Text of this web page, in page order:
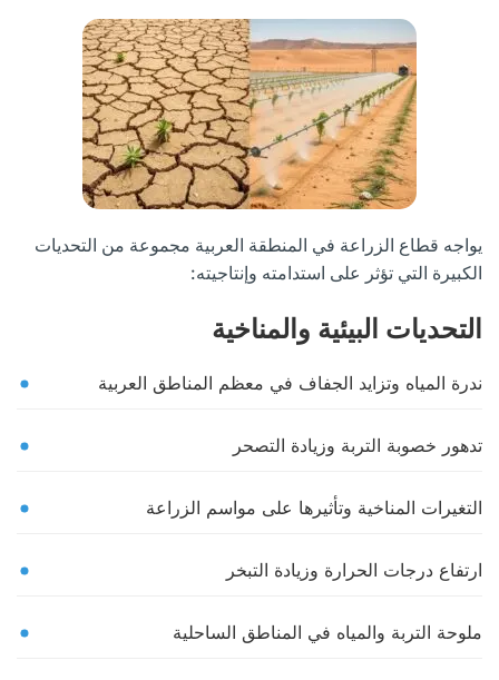
يواجه قطاع الزراعة في المنطقة العربية مجموعة من التحديات
الكبيرة التي تؤثر على استدامته وإنتاجيته:
التحديات البيئية والمناخية
ندرة المياه وتزايد الجفاف في معظم المناطق العربية
تدهور خصوبة التربة وزيادة التصحر
التغيرات المناخية وتأثيرها على مواسم الزراعة
ارتفاع درجات الحرارة وزيادة التبخر
ملوحة التربة والمياه في المناطق الساحلية